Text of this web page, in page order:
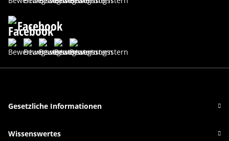
Facebook
Gesetzliche Informationen
Wissenswertes